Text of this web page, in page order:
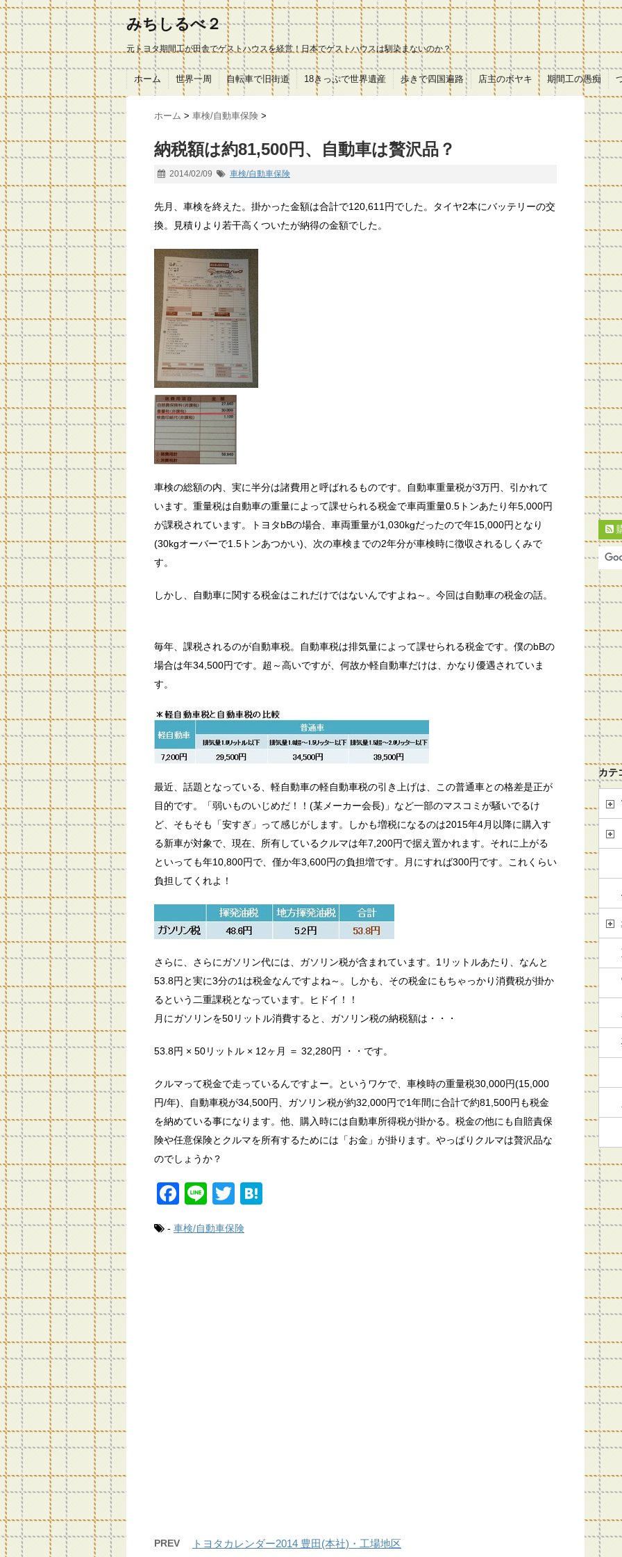
みちしるべ２
元トヨタ期間工が田舎でゲストハウスを経営！日本でゲストハウスは馴染まないのか？
ホーム 世界一周 自転車で旧街道 18きっぷで世界遺産 歩きで四国遍路 店主のボヤキ 期間工の愚痴
ホーム > 車検/自動車保険 >
納税額は約81,500円、自動車は贅沢品？
2014/02/09 車検/自動車保険
先月、車検を終えた。掛かった金額は合計で120,611円でした。タイヤ2本にバッテリーの交
換。見積りより若干高くついたが納得の金額でした。
車検の総額の内、実に半分は諸費用と呼ばれるものです。自動車重量税が3万円、引かれて
います。重量税は自動車の重量によって課せられる税金で車両重量0.5トンあたり年5,000円
が課税されています。トヨタbBの場合、車両重量が1,030kgだったので年15,000円となり
(30kgオーバーで1.5トンあつかい)、次の車検までの2年分が車検時に徴収されるしくみで
す。
しかし、自動車に関する税金はこれだけではないんですよね～。今回は自動車の税金の話。
毎年、課税されるのが自動車税。自動車税は排気量によって課せられる税金です。僕のbBの
場合は年34,500円です。超～高いですが、何故か軽自動車だけは、かなり優遇されていま
す。
最近、話題となっている、軽自動車の軽自動車税の引き上げは、この普通車との格差是正が
目的です。「弱いものいじめだ！！(某メーカー会長)」など一部のマスコミが騒いでるけ
ど、そもそも「安すぎ」って感じがします。しかも増税になるのは2015年4月以降に購入す
る新車が対象で、現在、所有しているクルマは年7,200円で据え置かれます。それに上がる
といっても年10,800円で、僅か年3,600円の負担増です。月にすれば300円です。これくらい
負担してくれよ！
さらに、さらにガソリン代には、ガソリン税が含まれています。1リットルあたり、なんと
53.8円と実に3分の1は税金なんですよね～。しかも、その税金にもちゃっかり消費税が掛か
るという二重課税となっています。ヒドイ！！
月にガソリンを50リットル消費すると、ガソリン税の納税額は・・・
53.8円 × 50リットル × 12ヶ月 ＝ 32,280円 ・・です。
クルマって税金で走っているんですよー。というワケで、車検時の重量税30,000円(15,000
円/年)、自動車税が34,500円、ガソリン税が約32,000円で1年間に合計で約81,500円も税金
を納めている事になります。他、購入時には自動車所得税が掛かる。税金の他にも自賠責保
険や任意保険とクルマを所有するためには「お金」が掛ります。やっぱりクルマは贅沢品な
のでしょうか？
F
c
Li
e
T
tt
- 車検/自動車保険
PREV トヨタカレンダー2014 豊田(本社)・工場地区
カテ